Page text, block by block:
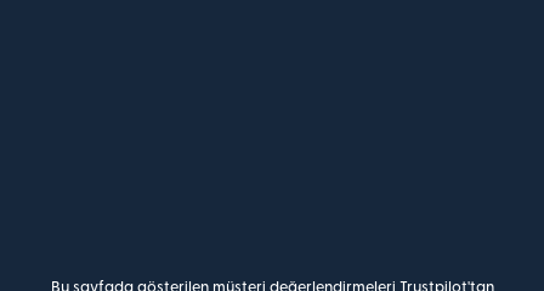
Bu sayfada gösterilen müşteri değerlendirmeleri Trustpilot'tan